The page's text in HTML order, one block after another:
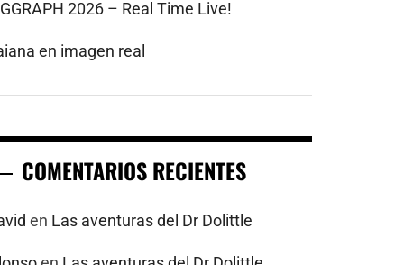
2026 – Real Time Live!
en imagen real
COMENTARIOS RECIENTES
en Las aventuras del Dr Dolittle